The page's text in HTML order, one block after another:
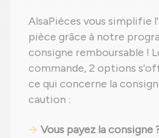
AlsaPièces vous simplifie
pièce grâce à notre
consigne remboursable !
commande, 2 options
ce qui concerne la
caution :
Vous payez la consigne